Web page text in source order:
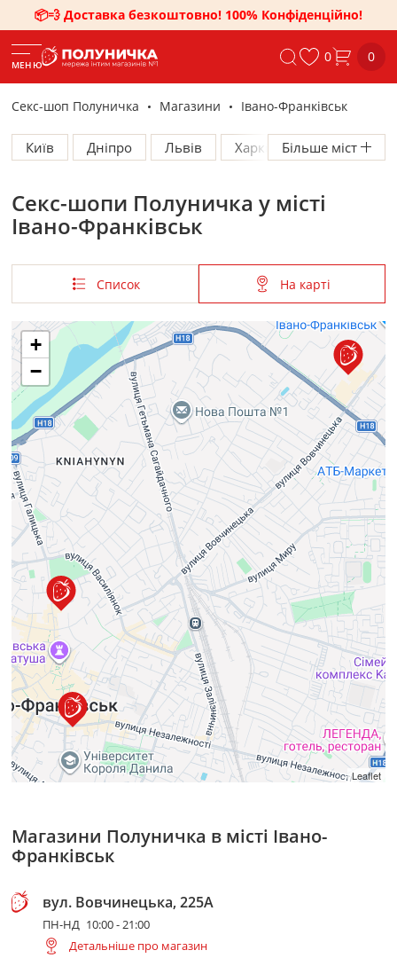
📦💨 Доставка безкоштовно! 100% Конфіденційно!
МЕНЮ 0 0
Секс-шоп Полуничка Магазини Івано-Франківськ
Київ Дніпро Львів Харків
Одеса
Івано-Франківськ
Умань
Вінниця
Тернопіль
Хмельницький
Миколаїв
Кам'янське
Чернівці
Черкаси
Херсон Ужгород
Кривий Ріг
Самар
Луцьк
Кропивницький
Житомир
Олександрія Рівне
Більше міст
Секс-шопи Полуничка у місті
Івано-Франківськ
Список На карті
+
−
Leaflet
Магазини Полуничка в місті Івано-
Франківськ
вул. Вовчинецька, 225А
ПН-НД 10:00 - 21:00
Детальніше про магазин